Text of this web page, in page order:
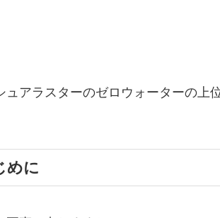
ュアラスターのゼロウォーターの上
めに